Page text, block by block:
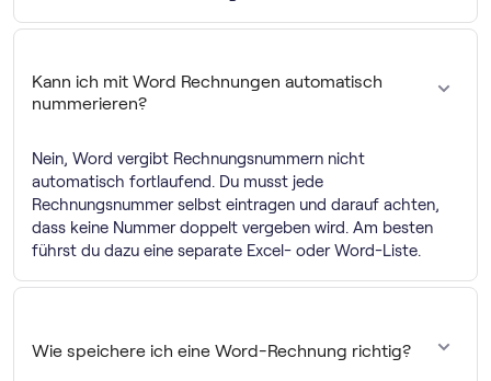
Kann ich mit Word Rechnungen automatisch
nummerieren?
Nein, Word vergibt Rechnungsnummern nicht
automatisch fortlaufend. Du musst jede
Rechnungsnummer selbst eintragen und darauf achten,
dass keine Nummer doppelt vergeben wird. Am besten
führst du dazu eine separate Excel- oder Word-Liste.
Wie speichere ich eine Word-Rechnung richtig?